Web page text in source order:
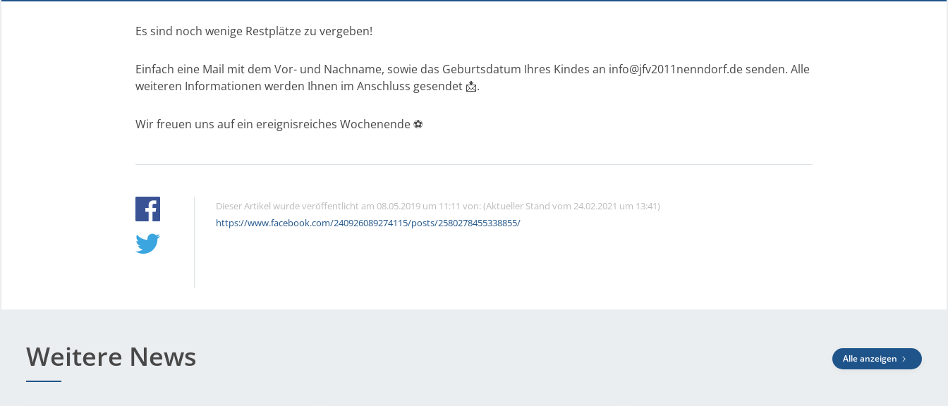
Es sind noch wenige Restplätze zu vergeben!
Einfach eine Mail mit dem Vor- und Nachname, sowie das Geburtsdatum Ihres Kindes an info@jfv2011nenndorf.de senden. Alle
weiteren Informationen werden Ihnen im Anschluss gesendet 📩.
Wir freuen uns auf ein ereignisreiches Wochenende ⚽️
Dieser Artikel wurde veröffentlicht am 08.05.2019 um 11:11 von: (Aktueller Stand vom 24.02.2021 um 13:41)
https://www.facebook.com/240926089274115/posts/2580278455338855/
Weitere News Alle anzeigen